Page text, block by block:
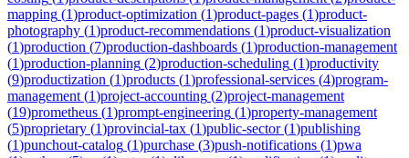
mapping (1)product-optimization (1)product-pages (1)product-
photography (1)product-recommendations (1)product-visualization
(1)production (7)production-dashboards (1)production-management
(1)production-planning (2)production-scheduling (1)productivity
(9)productization (1)products (1)professional-services (4)program-
management (1)project-accounting (2)project-management
(19)prometheus (1)prompt-engineering (1)property-management
(5)proprietary (1)provincial-tax (1)public-sector(1)publishing
(1)punchout-catalog (1)purchase (3)push-notifications (1)pwa